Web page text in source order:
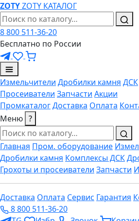
ZOTYZOTY КАТАЛОГ
8 800 511-36-20
Бесплатно по России
Измельчители Дробилки камня ДСК
Просеиватели Запчасти Акции
ПромкаталогДоставка Оплата
Меню ?
Главная Пром. оборудование
Дробилки камня Комплексы ДСК
Грохоты и просеиватели Запчасти
Доставка Оплата Сервис Гарантия
8 800 511-36-20